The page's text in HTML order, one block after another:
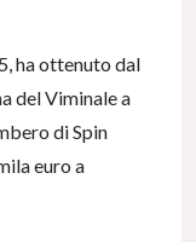
ha ottenuto dal
del Viminale a
di Spin
euro a